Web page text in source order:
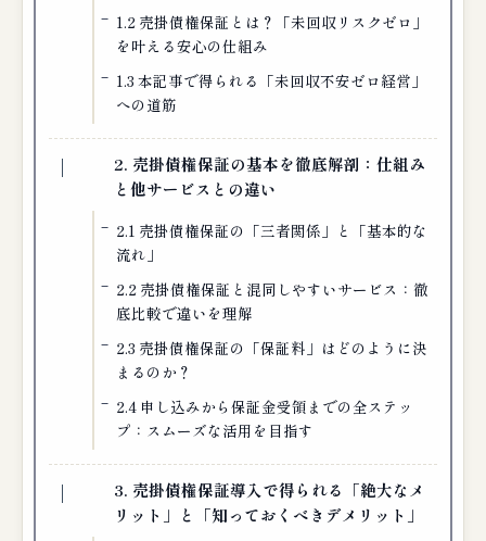
1.2 売掛債権保証とは？「未回収リスクゼロ」
を叶える安心の仕組み
1.3 本記事で得られる「未回収不安ゼロ経営」
への道筋
2. 売掛債権保証の基本を徹底解剖：仕組み
と他サービスとの違い
2.1 売掛債権保証の「三者関係」と「基本的な
流れ」
2.2 売掛債権保証と混同しやすいサービス：徹
底比較で違いを理解
2.3 売掛債権保証の「保証料」はどのように決
まるのか？
2.4 申し込みから保証金受領までの全ステッ
プ：スムーズな活用を目指す
3. 売掛債権保証導入で得られる「絶大なメ
リット」と「知っておくべきデメリット」